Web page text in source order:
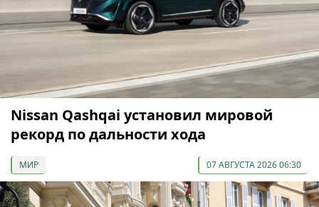
Nissan Qashqai установил мировой
рекорд по дальности хода
МИР 07 АВГУСТА 2026 06:30